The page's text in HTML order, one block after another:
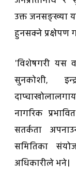
उक्त जनसङ्ख्या
हुनसक्ने प्रक्षेपण
'विशेषगरी यस
सुनकोशी,
नागरिक
सतर्कता
समितिका
अधिकारीले भने।